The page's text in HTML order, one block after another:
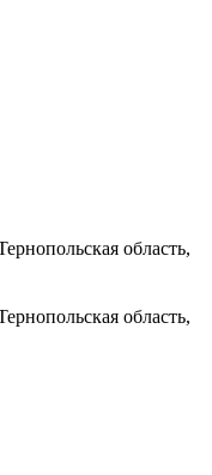
область,
область,